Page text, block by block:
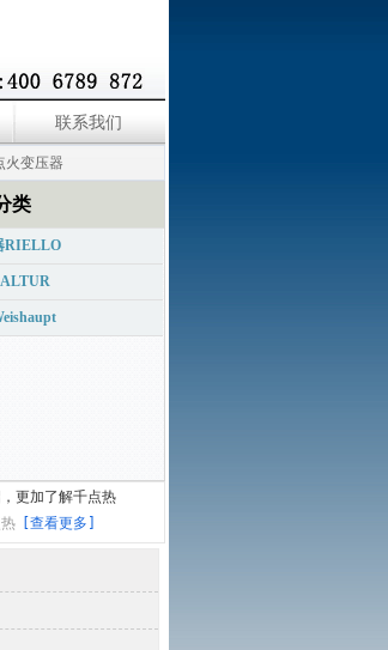
联系我们
火变压器
类
RIELLO
更加了解千点热
[查看更多]